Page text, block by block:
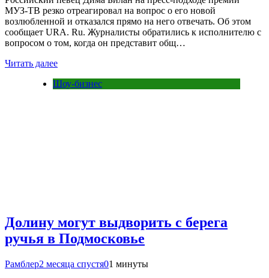
МУЗ-ТВ резко отреагировал на вопрос о его новой
возлюбленной и отказался прямо на него отвечать. Об этом
сообщает URA. Ru. Журналисты обратились к исполнителю с
вопросом о том, когда он представит общ…
Читать далее
Шоу-бизнес
Долину могут выдворить с берега
ручья в Подмосковье
Рамблер2 месяца спустя01 минуты